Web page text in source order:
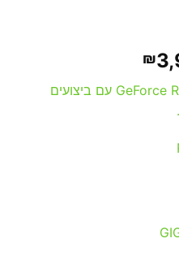
₪
הנוכחי
הוא:כרטיס מסך עוצמתי מסדרת GeForce RTX עם ביצועים